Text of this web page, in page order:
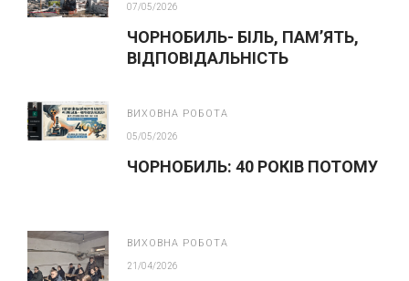
07/05/2026
ЧОРНОБИЛЬ- БІЛЬ, ПАМ’ЯТЬ,
ВІДПОВІДАЛЬНІСТЬ
ВИХОВНА РОБОТА
05/05/2026
ЧОРНОБИЛЬ: 40 РОКІВ ПОТОМУ
ВИХОВНА РОБОТА
21/04/2026